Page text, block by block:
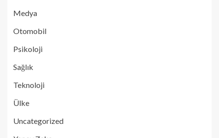
Medya
Otomobil
Psikoloji
Sağlık
Teknoloji
Ülke
Uncategorized